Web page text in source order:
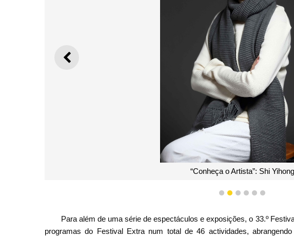
ANTERIOR
“Conheça o Artista”: Shi Yihong
1 2 3 4 5 6
Para além de uma série de espectáculos e exposições, o 33.º
programas do Festival Extra num total de 46 actividades,